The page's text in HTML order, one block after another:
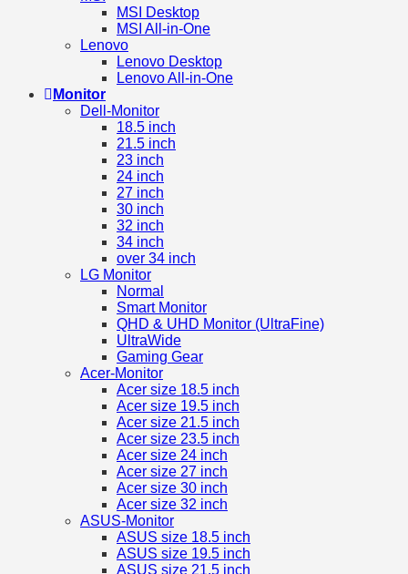
MSI Desktop
MSI All-in-One
Lenovo
Lenovo Desktop
Lenovo All-in-One
Monitor
Dell-Monitor
18.5 inch
21.5 inch
23 inch
24 inch
27 inch
30 inch
32 inch
34 inch
over 34 inch
LG Monitor
Normal
Smart Monitor
QHD & UHD Monitor (UltraFine)
UltraWide
Gaming Gear
Acer-Monitor
Acer size 18.5 inch
Acer size 19.5 inch
Acer size 21.5 inch
Acer size 23.5 inch
Acer size 24 inch
Acer size 27 inch
Acer size 30 inch
Acer size 32 inch
ASUS-Monitor
ASUS size 18.5 inch
ASUS size 19.5 inch
ASUS size 21.5 inch